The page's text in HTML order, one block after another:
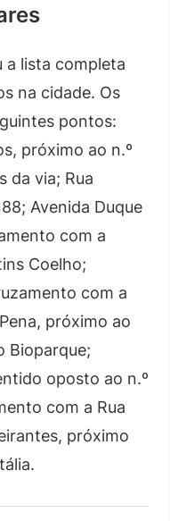
a lista completa
na cidade. Os
pontos:
próximo ao n.º
da via; Rua
Avenida Duque
com a
Coelho;
com a
próximo ao
Bioparque;
oposto ao n.º
com a Rua
próximo